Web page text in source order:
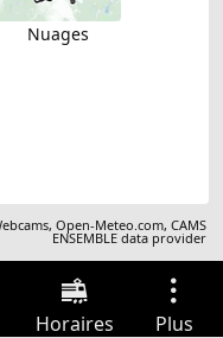
Nuages
,Open-Meteo.com,CAMS
ENSEMBLE data provider
Horaires Plus